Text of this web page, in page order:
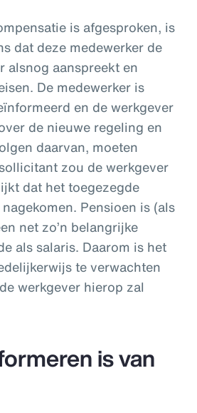
is afgesproken, is
dat deze medewerker de
alsnog aanspreekt en
De medewerker is
en de werkgever
de nieuwe regeling en
daarvan, moeten
zou de werkgever
dat het toegezegde
Pensioen is (als
net zo’n belangrijke
als salaris. Daarom is het
te verwachten
werkgever hierop zal
is van